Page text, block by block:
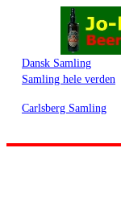
Dansk Samling
Samling hele verden
Carlsberg Samling